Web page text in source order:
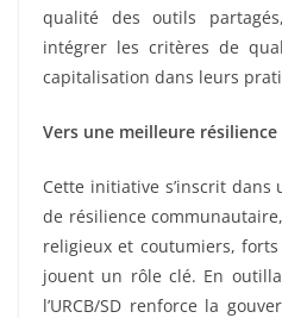
qualité des outils
intégrer les critères de
capitalisation dans leurs
Vers une meilleure
Cette initiative s’inscrit
de résilience
religieux et coutumiers,
jouent un rôle clé. En
l’URCB/SD renforce la